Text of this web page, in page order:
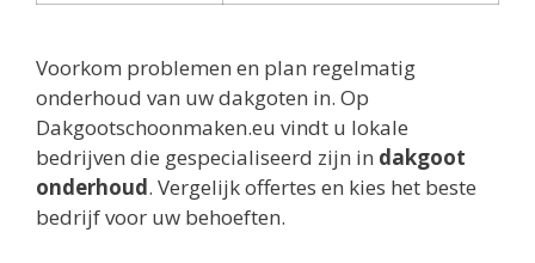
Voorkom problemen en plan regelmatig
onderhoud van uw dakgoten in. Op
Dakgootschoonmaken.eu vindt u lokale
bedrijven die gespecialiseerd zijn in dakgoot
onderhoud. Vergelijk offertes en kies het beste
bedrijf voor uw behoeften.